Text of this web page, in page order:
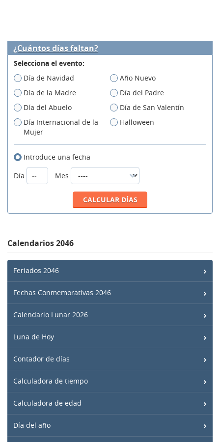
¿Cuántos días faltan?
Selecciona el evento:
Día de Navidad
Año Nuevo
Día de la Madre
Día del Padre
Día del Abuelo
Día de San Valentín
Día Internacional de la
Mujer
Halloween
Introduce una fecha
Día
Mes
Calendarios 2046
Feriados 2046
Fechas Conmemorativas 2046
Calendario Lunar 2026
Luna de Hoy
Contador de días
Calculadora de tiempo
Calculadora de edad
Día del año